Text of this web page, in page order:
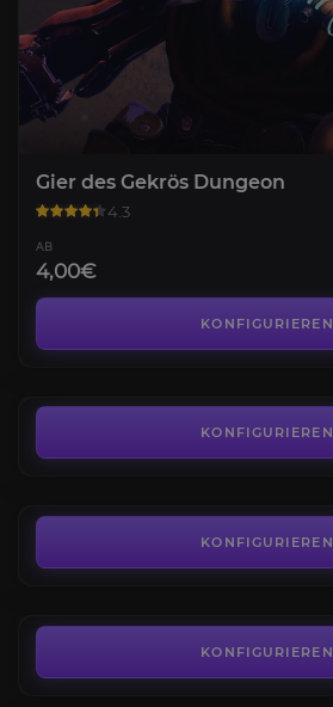
Gier des Gekrös Dungeon
4.3
AB
4,00€
KONFIGURIEREN
KONFIGURIEREN
Hexenkönigin-Kampagne
KONFIGURIEREN
KONFIGURIEREN